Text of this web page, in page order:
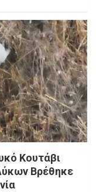
Κουτάβι
Βρέθηκε